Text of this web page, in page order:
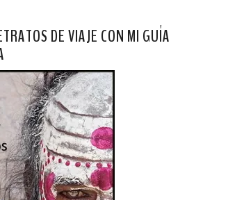
DE VIAJE CON MI GUÍA